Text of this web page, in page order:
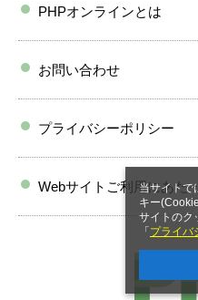
当サイトで
キー
サイトのク
「 プライバ
PHPオンラインとは
お問い合わせ
プライバシーポリシー
Webサイトご利用にあた